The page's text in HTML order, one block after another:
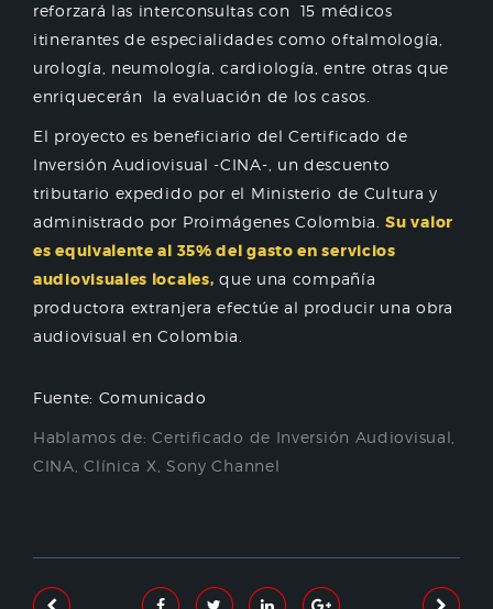
reforzará las interconsultas con 15 médicos
itinerantes de especialidades como oftalmología,
urología, neumología, cardiología, entre otras que
enriquecerán la evaluación de los casos.
El proyecto es beneficiario del Certificado de
Inversión Audiovisual -CINA-, un descuento
tributario expedido por el Ministerio de Cultura y
administrado por Proimágenes Colombia.Su valor
es equivalente al 35% del gasto en servicios
audiovisuales locales, que una compañía
productora extranjera efectúe al producir una obra
audiovisual en Colombia.
Fuente: Comunicado
Hablamos de:Certificado de Inversión Audiovisual
CINA ,Clínica X Sony Channel